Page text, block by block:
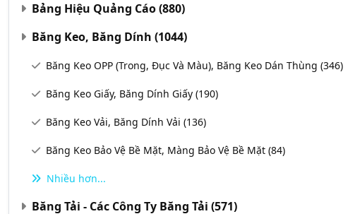
Bảng Hiệu Quảng Cáo(880)
Băng Keo, Băng Dính (1044)
Băng Keo OPP (Trong, Đục Và Màu), Băng Keo Dán Thùng (346)
Băng Keo Giấy, Băng Dính Giấy (190)
Băng Keo Vải, Băng Dính Vải (136)
Băng Keo Bảo Vệ Bề Mặt, Màng Bảo Vệ Bề Mặt (84)
Nhiều hơn...
Băng Tải - Các Công Ty Băng Tải (571)